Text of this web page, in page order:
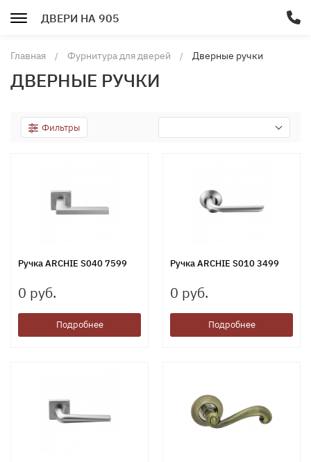
ДВЕРИ НА 905
Главная Фурнитура для дверей Дверные ручки
ДВЕРНЫЕ РУЧКИ
Фильтры
Ручка ARCHIE S040 7599
0 руб.
Подробнее
Ручка ARCHIE S010 3499
0 руб.
Подробнее